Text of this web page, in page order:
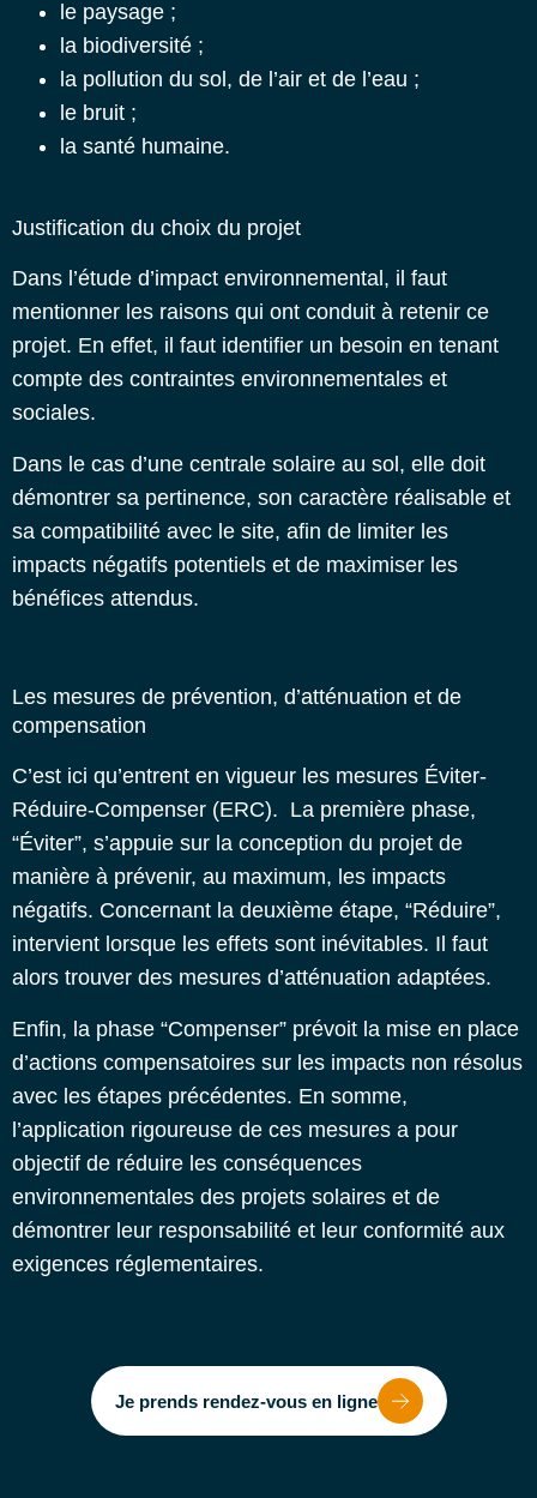
le paysage ;
la biodiversité ;
la pollution du sol, de l’air et de l’eau ;
le bruit ;
la santé humaine.
Justification du choix du projet
Dans l’étude d’impact environnemental, il faut
mentionner les raisons qui ont conduit à retenir ce
projet. En effet, il faut identifier un besoin en tenant
compte des contraintes environnementales et
sociales.
Dans le cas d’une centrale solaire au sol, elle doit
démontrer sa pertinence, son caractère réalisable et
sa compatibilité avec le site, afin de limiter les
impacts négatifs potentiels et de maximiser les
bénéfices attendus.
Les mesures de prévention, d’atténuation et de
compensation
C’est ici qu’entrent en vigueur les mesures Éviter-
Réduire-Compenser (ERC). La première phase,
“Éviter”, s’appuie sur la conception du projet de
manière à prévenir, au maximum, les impacts
négatifs. Concernant la deuxième étape, “Réduire”,
intervient lorsque les effets sont inévitables. Il faut
alors trouver des mesures d’atténuation adaptées.
Enfin, la phase “Compenser” prévoit la mise en place
d’actions compensatoires sur les impacts non résolus
avec les étapes précédentes. En somme,
l’application rigoureuse de ces mesures a pour
objectif de réduire les conséquences
environnementales des projets solaires et de
démontrer leur responsabilité et leur conformité aux
exigences réglementaires.
Je prends rendez-vous en ligne